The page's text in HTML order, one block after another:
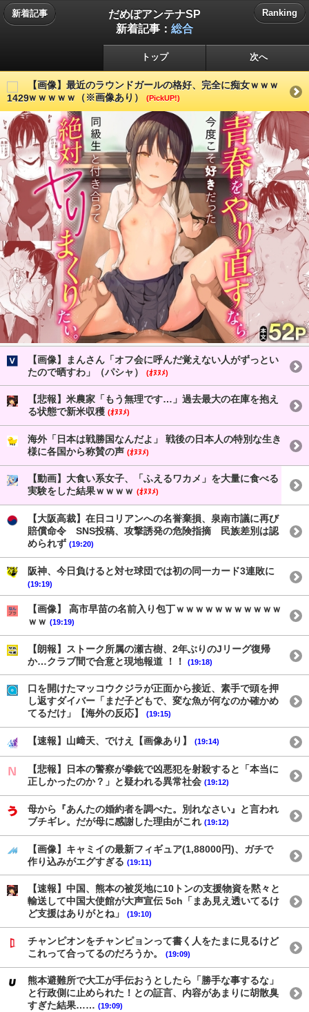
新着記事
だめぽアンテナSP
新着記事： 総合
Ranking
トップ 次へ
【画像】最近のラウンドガールの格好、完全に痴女ｗｗｗ
ｗｗｗｗｗ（※画像あり）
(PickUP!)
【画像】まんさん「オフ会に呼んだ覚えない人がずっとい
たので晒すわ」（パシャ）
(ｵﾇﾇﾒ)
【悲報】米農家「もう無理です…」過去最大の在庫を抱え
る状態で新米収穫 (ｵﾇﾇﾒ)
海外「日本は戦勝国なんだよ」 戦後の日本人の特別な生き
様に各国から称賛の声 (ｵﾇﾇﾒ)
【動画】大食い系女子、「ふえるワカメ」を大量に食べる
実験をした結果ｗｗｗｗ (ｵﾇﾇﾒ)
【大阪高裁】在日コリアンへの名誉棄損、泉南市議に再び
賠償命令 SNS投稿、攻撃誘発の危険指摘 民族差別は認
められず (19:20)
阪神、今日負けると対セ球団では初の同一カード3連敗に
(19:19)
【画像】 高市早苗の名前入り包丁ｗｗｗｗｗｗｗｗｗｗｗ
ｗｗ (19:19)
【朗報】ストーク所属の瀬古樹、2年ぶりのJリーグ復帰
か…クラブ間で合意と現地報道 ！！
(19:18)
口を開けたマッコウクジラが正面から接近、素手で頭を押
し返すダイバー「まだ子どもで、変な魚が何なのか確かめ
てるだけ」【海外の反応】
(19:15)
【速報】山﨑天、でけえ【画像あり】 (19:14)
【悲報】日本の警察が拳銃で凶悪犯を射殺すると「本当に
正しかったのか？」と疑われる異常社会 (19:12)
母から『あんたの婚約者を調べた。別れなさい』と言われ
ブチギレ。だが母に感謝した理由がこれ (19:12)
【画像】キャミイの最新フィギュア(1,88000円)、ガチで
作り込みがエグすぎる (19:11)
【速報】中国、熊本の被災地に10トンの支援物資を黙々と
輸送して中国大使館が大声宣伝 5ch「まあ見え透いてるけ
ど支援はありがとね」
(19:10)
チャンピオンをチャンピョンって書く人をたまに見るけど
これって合ってるのだろうか。
(19:09)
熊本避難所で大工が手伝おうとしたら「勝手な事するな」
と行政側に止められた！との証言、内容があまりに胡散臭
すぎた結果…… (19:09)